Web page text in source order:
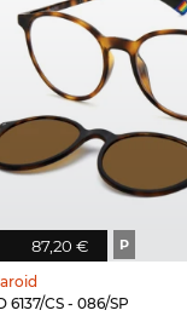
87,20 € P
6137/CS - 086/SP